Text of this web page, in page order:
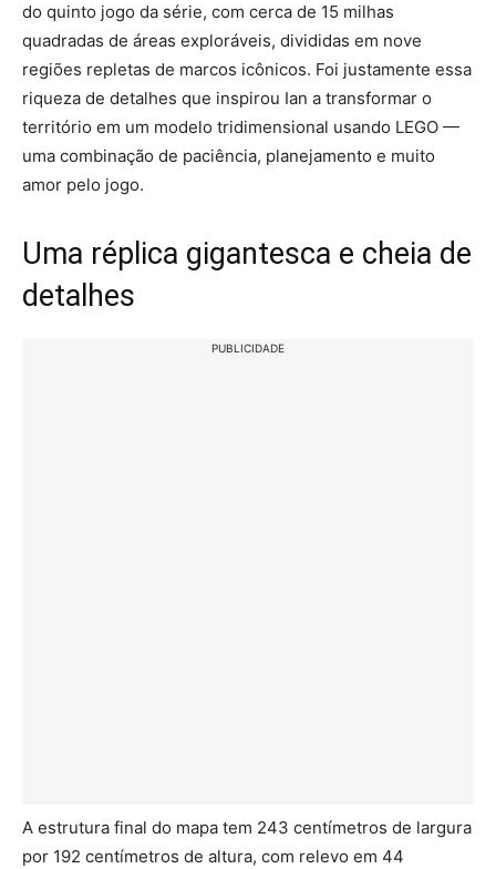
do quinto jogo da série, com cerca de 15 milhas
quadradas de áreas exploráveis, divididas em nove
regiões repletas de marcos icônicos. Foi justamente essa
riqueza de detalhes que inspirou Ian a transformar o
território em um modelo tridimensional usando LEGO —
uma combinação de paciência, planejamento e muito
amor pelo jogo.
Uma réplica gigantesca e cheia de
detalhes
PUBLICIDADE
A estrutura final do mapa tem 243 centímetros de largura
por 192 centímetros de altura, com relevo em 44